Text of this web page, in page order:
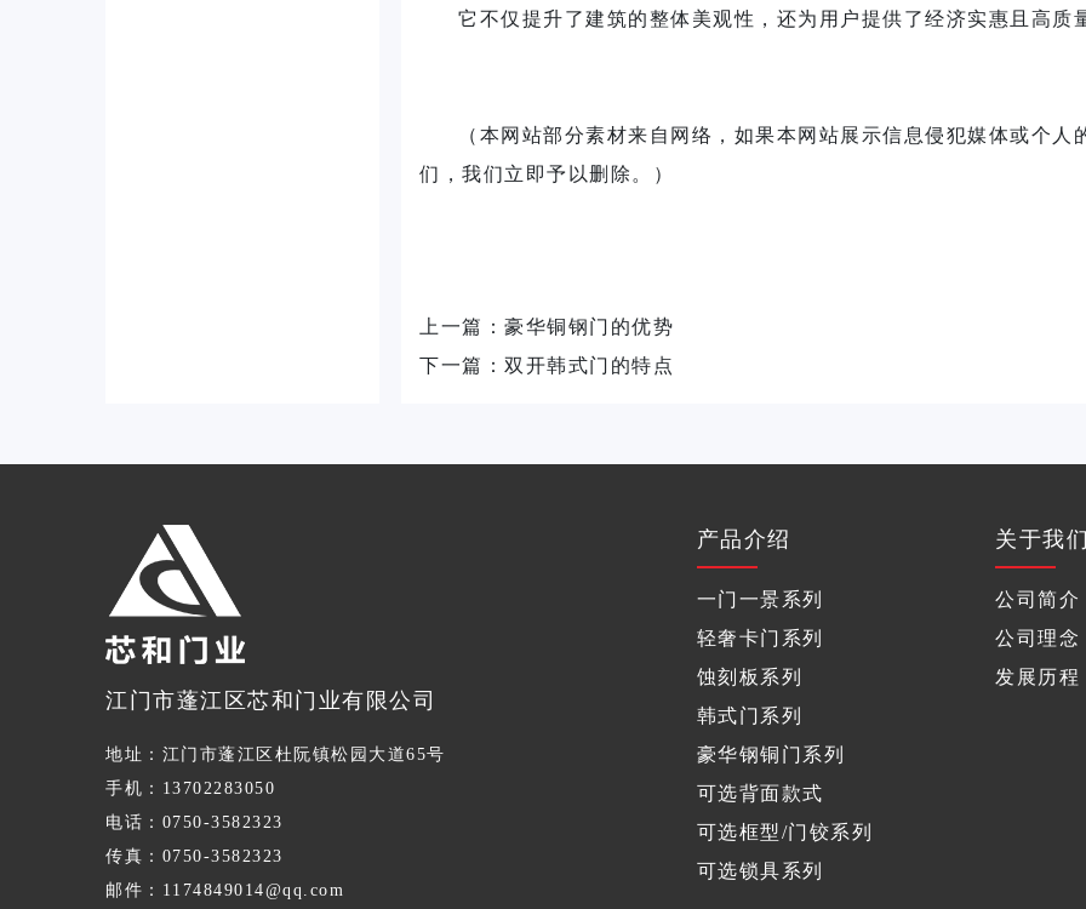
它不仅提升了建筑的整体美观性，还为用户提供了经济实惠且高质
（本网站部分素材来自网络，如果本网站展示信息侵犯媒体或个
们，我们立即予以删除。）
上一篇： 豪华铜钢门的优势
下一篇： 双开韩式门的特点
江门市蓬江区芯和门业有限公司
地址：江门市蓬江区杜阮镇松园大道65号
手机：13702283050
电话：0750-3582323
传真：0750-3582323
邮件：1174849014@qq.com
产品介绍
一门一景系列
轻奢卡门系列
蚀刻板系列
韩式门系列
豪华钢铜门系列
可选背面款式
可选框型/门铰系列
可选锁具系列
关于我
公司简介
公司理念
发展历程